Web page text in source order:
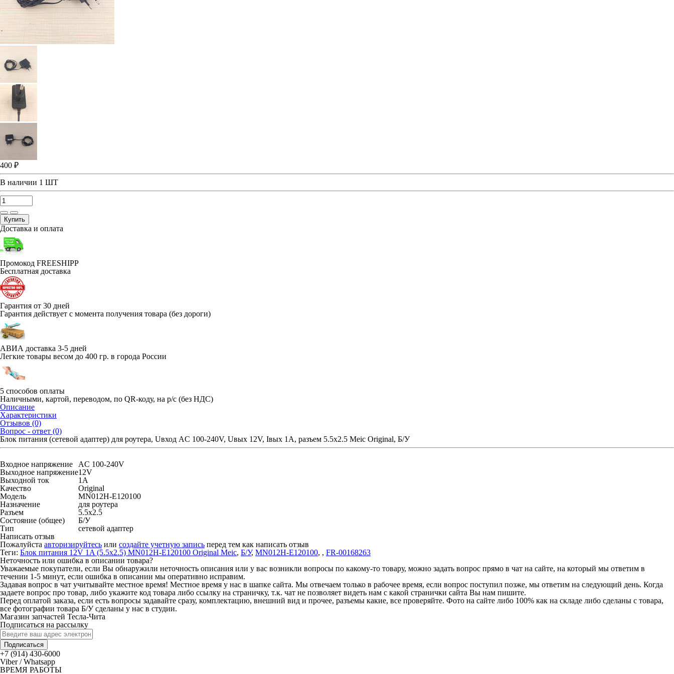
400 ₽
В наличии 1 ШТ
Купить
Доставка и оплата
Промокод FREESHIPP
Бесплатная доставка
Гарантия от 30 дней
Гарантия действует с момента получения товара (без дороги)
АВИА доставка 3-5 дней
Легкие товары весом до 400 гр. в города России
5 способов оплаты
Наличными, картой, переводом, по QR-коду, на р/с (без НДС)
Описание
Характеристики
Отзывов (0)
Вопрос - ответ (0)
Блок питания (сетевой адаптер) для роутера, Uвход AC 100-240V, Uвых 12V, Iвых 1A, разъем 5.5x2.5 Meic Original, Б/У
Входное напряжение
AC 100-240V
Выходное напряжение12V
Выходной ток
1A
Качество
Original
Модель
MN012H-E120100
Назначение
для роутера
Разъем
5.5x2.5
Состояние (общее)
Б/У
Тип
сетевой адаптер
Написать отзыв
Пожалуйста авторизируйтесь или создайте учетную запись перед тем как написать отзыв
Теги: Блок питания 12V 1A (5.5x2.5) MN012H-E120100 Original Meic, Б/У, MN012H-E120100, , FR-00168263
Неточность или ошибка в описании товара?
Уважаемые покупатели, если Вы обнаружили неточность описания или у вас возникли вопросы по какому-то товару, можно задать вопрос прямо в чат на сайте, на который мы ответим в
течении 1-5 минут, если ошибка в описании мы оперативно исправим.
Задавая вопрос в чат учитывайте местное время! Местное время у нас в шапке сайта. Мы отвечаем только в рабочее время, если вопрос поступил позже, мы ответим на следующий день. Когда
задаете вопрос про товар, либо укажите код товара либо ссылку на страничку, т.к. чат не позволяет видеть нам с какой странички сайта Вы нам пишите.
Перед оплатой заказа, если есть вопросы задавайте сразу, комплектацию, внешний вид и прочее, разъемы какие, все проверяйте. Фото на сайте либо 100% как на складе либо сделаны с товара,
все фотографии товара Б/У сделаны у нас в студии.
Магазин запчастей Тесла-Чита
Подписаться на рассылку
Подписаться
+7 (914) 430-6000
Viber / Whatsapp
ВРЕМЯ РАБОТЫ